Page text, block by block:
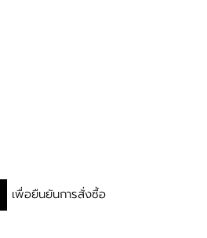
เพื่อยืนยันการสั่งซื้อ